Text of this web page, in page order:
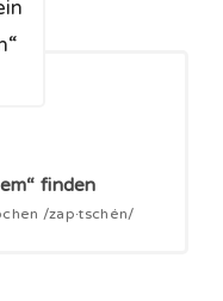
finden
/zap·tschén/